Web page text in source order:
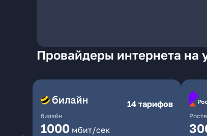
Провайдеры интернета на
билайн
14 тарифов
1000 мбит/сек